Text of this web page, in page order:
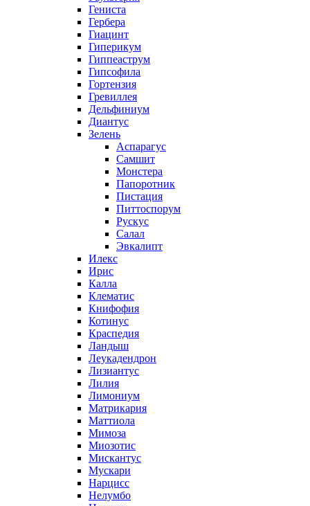
Гениста
Гербера
Гиацинт
Гиперикум
Гиппеаструм
Гипсофила
Гортензия
Гревиллея
Дельфиниум
Диантус
Зелень
Аспарагус
Самшит
Монстера
Папоротник
Пистация
Питтоспорум
Рускус
Салал
Эвкалипт
Илекс
Ирис
Калла
Клематис
Книфофия
Котинус
Краспедия
Ландыш
Леукадендрон
Лизиантус
Лилия
Лимониум
Матрикария
Маттиола
Мимоза
Миозотис
Мискантус
Мускари
Нарцисс
Нелумбо